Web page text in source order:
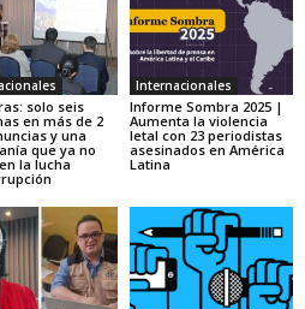
solo seis
en más de 2
y una
que ya no
la lucha
Internacionales
Informe Sombra 2025 |
Aumenta la violencia
letal con 23 periodistas
asesinados en América
Latina